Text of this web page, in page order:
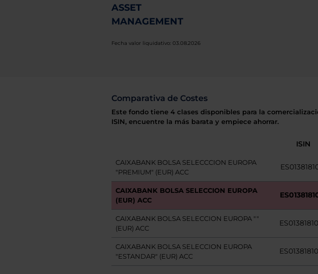
ASSET
MANAGEMENT
Fecha valor liquidativo: 03.08.2026
Comparativa de Costes
Este fondo tiene 4 clases disponibles para la
ISIN, encuentre la más barata y empiece ahorrar.
ISIN
CAIXABANK BOLSA SELECCCION EUROPA
"PREMIUM" (EUR) ACC
CAIXABANK BOLSA SELECCION EUROPA
(EUR) ACC
CAIXABANK BOLSA SELECCION EUROPA ""
(EUR) ACC
CAIXABANK BOLSA SELECCION EUROPA
"ESTANDAR" (EUR) ACC